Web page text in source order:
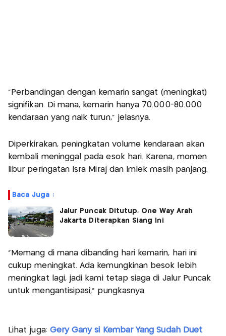
"Perbandingan dengan kemarin sangat (meningkat)
signifikan. Di mana, kemarin hanya 70.000-80.000
kendaraan yang naik turun," jelasnya.
Diperkirakan, peningkatan volume kendaraan akan
kembali meninggal pada esok hari. Karena, momen
libur peringatan Isra Miraj dan Imlek masih panjang.
Baca Juga :
Jalur Puncak Ditutup, One Way Arah
Jakarta Diterapkan Siang Ini
"Memang di mana dibanding hari kemarin, hari ini
cukup meningkat. Ada kemungkinan besok lebih
meningkat lagi, jadi kami tetap siaga di Jalur Puncak
untuk mengantisipasi," pungkasnya.
Lihat juga: Gery Gany si Kembar Yang Sudah Duet